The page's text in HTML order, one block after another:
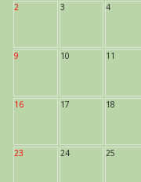
2 3 4
9 10 11
16 17 18
23 24 25